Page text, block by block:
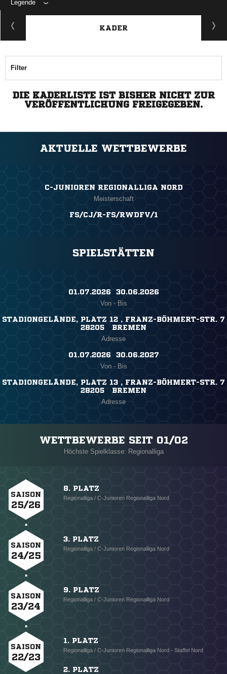
Legende
KADER
Filter
DIE KADERLISTE IST BISHER NICHT ZUR
VERÖFFENTLICHUNG FREIGEGEBEN.
AKTUELLE WETTBEWERBE
C-JUNIOREN REGIONALLIGA NORD
Meisterschaft
FS/CJ/R-FS/RWDFV/1
SPIELSTÄTTEN
01.07.2026 ​ 30.06.2026
Von - Bis
STADIONGELÄNDE, PLATZ 12 , FRANZ-BÖHMERT-STR. 7
28205 BREMEN
Adresse
01.07.2026 ​ 30.06.2027
Von - Bis
STADIONGELÄNDE, PLATZ 13 , FRANZ-BÖHMERT-STR. 7
28205 BREMEN
Adresse
WETTBEWERBE SEIT 01/02
Höchste Spielklasse: Regionalliga
SAISON
25/26
8. PLATZ
Regionalliga / C-Junioren Regionalliga Nord
SAISON
24/25
3. PLATZ
Regionalliga / C-Junioren Regionalliga Nord
SAISON
23/24
9. PLATZ
Regionalliga / C-Junioren Regionalliga Nord
SAISON
22/23
1. PLATZ
Regionalliga / C-Junioren Regionalliga Nord - Staffel Nord
2. PLATZ